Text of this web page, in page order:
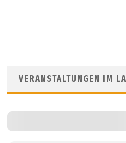
VERANSTALTUNGEN IM